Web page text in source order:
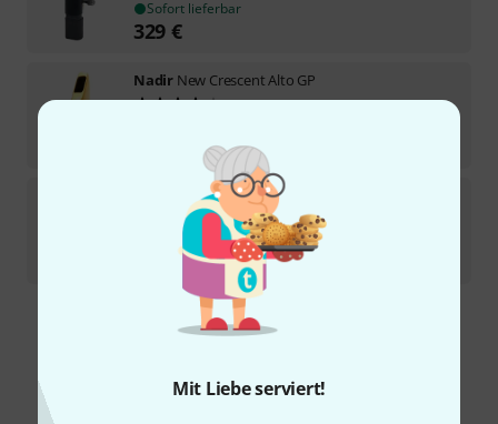
Mit Liebe serviert!
Sofort lieferbar
329 €
Nadir New Crescent Alto GP
2
Florida Alto 7 Gold HM B-Stock
Sofort lieferbar
€
Kostenloser Versand ab 29 €